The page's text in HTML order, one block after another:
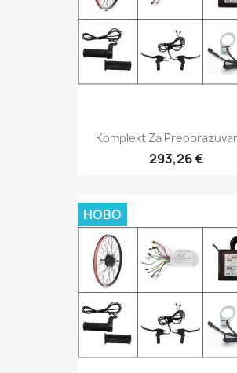
Komplekt Za
293,26 €
НОВО